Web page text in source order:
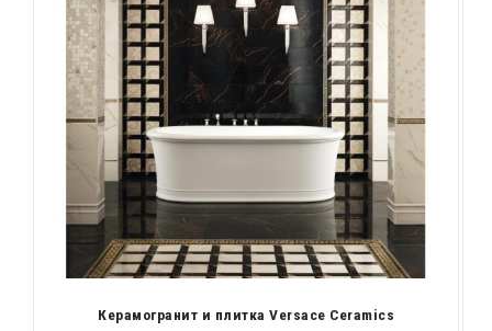
Керамогранит и плитка Versace Ceramics